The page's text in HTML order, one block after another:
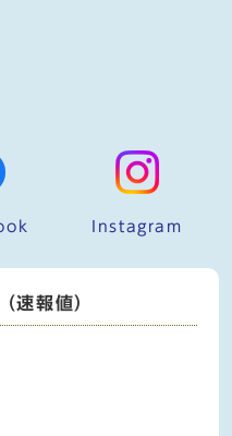
Instagram
速報値）